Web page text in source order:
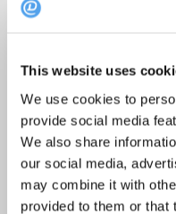
This website uses
We use cookies to
provide social media
We also share
our social media,
may combine it with
provided to them or that
Nu prøver de igen –
afslappet koncept:
der ikke er blege for at
naturligvis også karaoke
Fra fine dining til
Falang Asiateria har
køkken. Menukortet
panang og pad thai,